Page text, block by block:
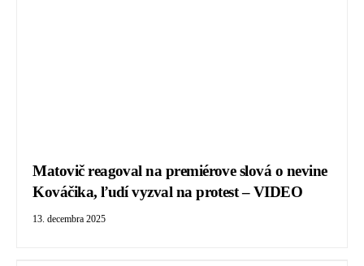
Matovič reagoval na premiérove slová o nevine
Kováčika, ľudí vyzval na protest – VIDEO
13. decembra 2025